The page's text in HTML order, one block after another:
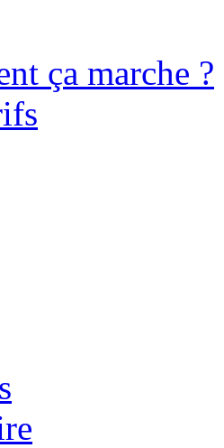
ça marche ?